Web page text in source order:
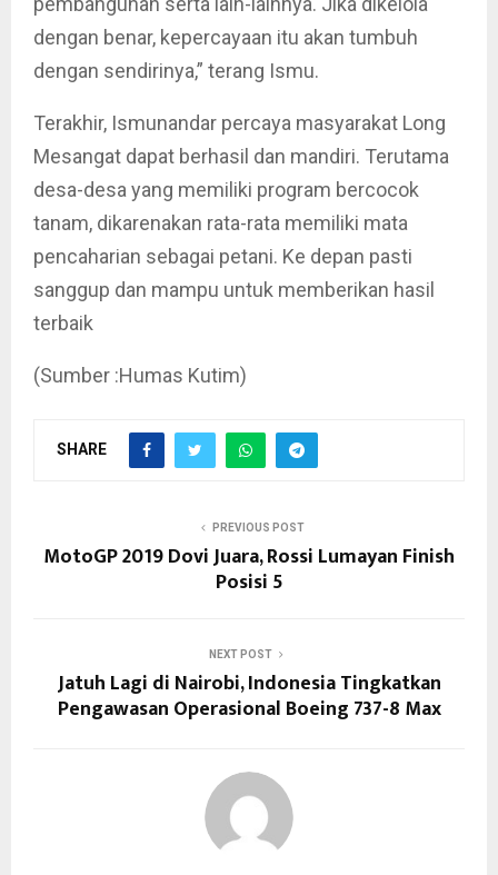
dengan benar, kepercayaan itu akan tumbuh
dengan sendirinya,” terang Ismu.
Terakhir, Ismunandar percaya masyarakat Long
Mesangat dapat berhasil dan mandiri. Terutama
desa-desa yang memiliki program bercocok
tanam, dikarenakan rata-rata memiliki mata
pencaharian sebagai petani. Ke depan pasti
sanggup dan mampu untuk memberikan hasil
terbaik
(Sumber :Humas Kutim)
SHARE
PREVIOUS POST
MotoGP 2019 Dovi Juara, Rossi Lumayan Finish
Posisi 5
NEXT POST
Jatuh Lagi di Nairobi, Indonesia Tingkatkan
Pengawasan Operasional Boeing 737-8 Max